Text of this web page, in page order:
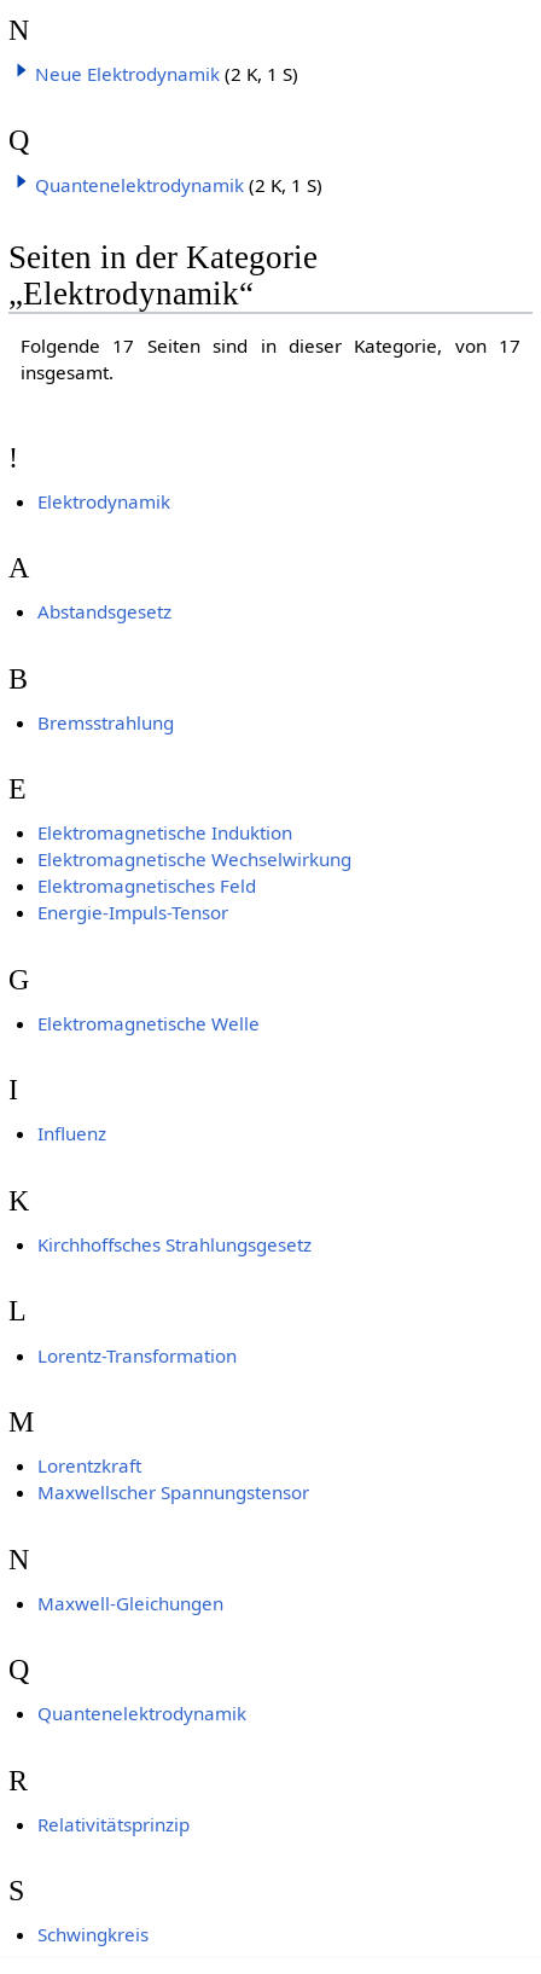
N
Neue Elektrodynamik (2 K, 1 S)
Q
Quantenelektrodynamik (2 K, 1 S)
Seiten in der Kategorie
„Elektrodynamik“
Folgende 17 Seiten sind in dieser Kategorie, von 17
insgesamt.
!
Elektrodynamik
A
Abstandsgesetz
B
Bremsstrahlung
E
Elektromagnetische Induktion
Elektromagnetische Wechselwirkung
Elektromagnetisches Feld
Energie-Impuls-Tensor
G
Elektromagnetische Welle
I
Influenz
K
Kirchhoffsches Strahlungsgesetz
L
Lorentz-Transformation
M
Lorentzkraft
Maxwellscher Spannungstensor
N
Maxwell-Gleichungen
Q
Quantenelektrodynamik
R
Relativitätsprinzip
S
Schwingkreis